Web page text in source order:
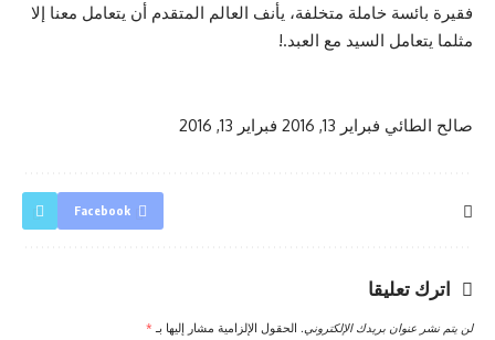
فقيرة بائسة خاملة متخلفة، يأنف العالم المتقدم أن يتعامل معنا إلا
مثلما يتعامل السيد مع العبد.!
صالح الطائي فبراير 13, 2016 فبراير 13, 2016
Facebook
اترك تعليقا
لن يتم نشر عنوان بريدك الإلكتروني. الحقول الإلزامية مشار إليها بـ *